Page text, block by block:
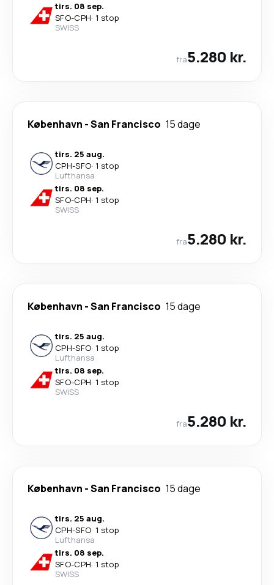
tirs. 08 sep.
SFO-CPH· 1 stop
SWISS
fra5.280 kr.
København -San Francisco 15 dage
tirs. 25 aug.
CPH-SFO· 1 stop
Lufthansa
tirs. 08 sep.
SFO-CPH· 1 stop
SWISS
fra5.280 kr.
København -San Francisco 15 dage
tirs. 25 aug.
CPH-SFO· 1 stop
Lufthansa
tirs. 08 sep.
SFO-CPH· 1 stop
SWISS
fra5.280 kr.
København -San Francisco 15 dage
tirs. 25 aug.
CPH-SFO· 1 stop
Lufthansa
tirs. 08 sep.
SFO-CPH· 1 stop
SWISS